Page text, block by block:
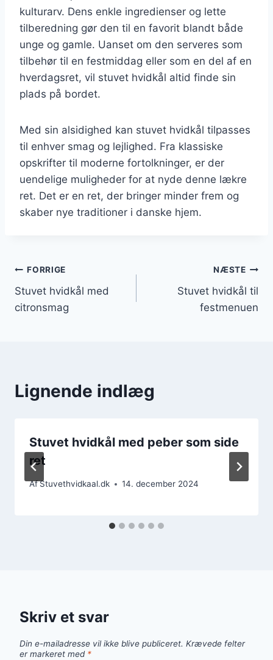
kulturarv. Dens enkle ingredienser og lette
tilberedning gør den til en favorit blandt både
unge og gamle. Uanset om den serveres som
tilbehør til en festmiddag eller som en del af en
hverdagsret, vil stuvet hvidkål altid finde sin
plads på bordet.
Med sin alsidighed kan stuvet hvidkål tilpasses
til enhver smag og lejlighed. Fra klassiske
opskrifter til moderne fortolkninger, er der
uendelige muligheder for at nyde denne lækre
ret. Det er en ret, der bringer minder frem og
skaber nye traditioner i danske hjem.
Indlægsnavigation
FORRIGE
Stuvet hvidkål med
citronsmag
NÆSTE
Stuvet hvidkål til
festmenuen
Lignende indlæg
Stuvet hvidkål med peber som side
ret
AfStuvethvidkaal.dk 14. december 2024
Skriv et svar
Din e-mailadresse vil ikke blive publiceret. Krævede felter
er markeret med *